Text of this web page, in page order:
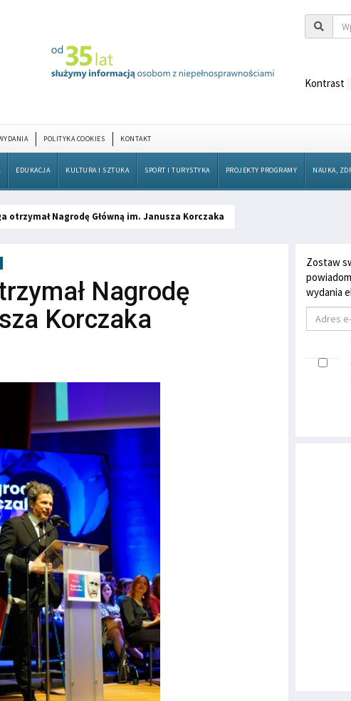
Kontrast
POLITYKA COOKIES KONTAKT
EDUKACJA KULTURA I SZTUKA SPORT I TURYSTYKA PROJEKTY PROGRAMY NAUKA,
otrzymał Nagrodę Główną im. Janusza Korczaka
Nagrodę
Korczaka
Zostaw
wydania